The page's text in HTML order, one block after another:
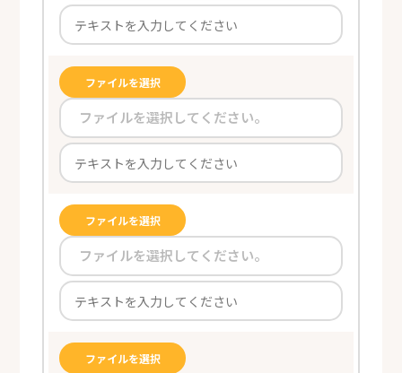
ファイルを選択
ファイルを選択してください。
ファイルを選択
ファイルを選択してください。
ファイルを選択